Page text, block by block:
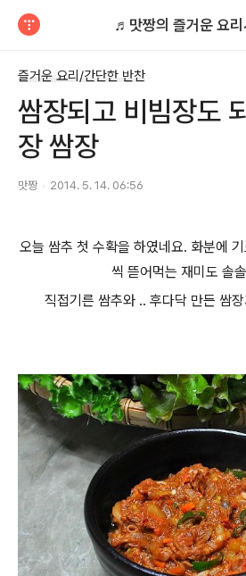
♬맛짱의 즐거운 요
즐거운 요리/간단한 반찬
쌈장되고 비빔장도
장 쌈장
맛짱 2014. 5. 14. 06:56
오늘 쌈추 첫 수확을 하였네요. 화분에
씩 뜯어먹는 재미도 솔
직접기른 쌈추와 .. 후다닥 만든 쌈